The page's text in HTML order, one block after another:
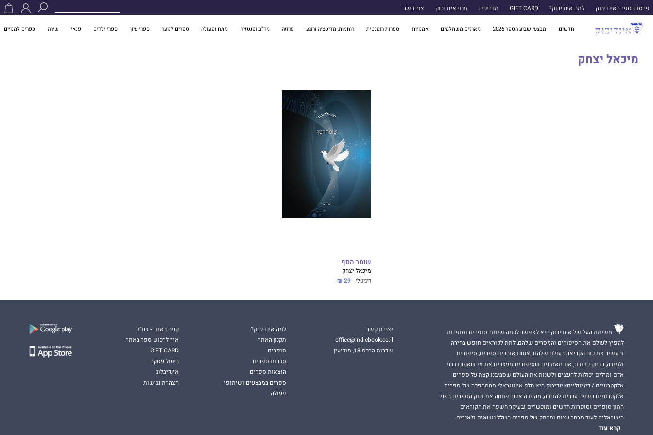
פרסום ספר באינדיבוק למה אינדיבוק? GIFT CARD מדריכים מנוי אינדיבוק צור קשר
חדשים מבצעי שבוע הספר 2026 מארזים משתלמים אמנויות ספרות רומנטית רוחניות, מדיטציה ורוגע פרוזה מד"ב ופנטזיה מתח ופעולה ספרים לנוער ספרי עיון ספרי ילדים פנאי שירה ספרים למנויים
מיכאל יצחק
שומר הסף
מיכאל יצחק
דיגיטלי 29 ₪
משימת העל של אינדיבוק היא לאפשר לכמה שיותר סופרים וסופרות
להפיץ לעולם את הסיפורים והמסרים שלהם, לתת לקוראים חופש בחירה
והעשיר את כוח הקריאה בעולם שלהם. אנחנו אוהבים ספרים, סיפורים
ולמידה, בדיוק כמוכם, אנו מאמינים שסיפורים מעצבים את מי שאנחנו כבני
אדם ומילים יכולות להעצים ולשנות את העולם שסביבנו.קצת על ספרים
אלקטרוניים / דיגיטלייםאינדיבוק היא חלק אינטגראלי מהמהפכה של ספרים
אלקטרוניים בשפה עברית להורדה, מהפכה אשר פתחה את שוק הספרים בפני
המון סופרים וסופרות חדשים ומוכשרים ובעיקר חשפה את הקוראים
הישראלים לעוד מבחר עצום ומרתק של ספרים בשלל נושאים וז'אנרים.
קרא עוד
יצירת קשר
office@indiebook.co.il
שדרות הרכס 13, מודיעין
למה אינדיבוק?
תקנון האתר
סופרים
סדרות ספרים
הוצאות ספרים
ספרים במבצעים ושיתופי
פעולה
קניה באתר - שו"ת
איך לרכוש ספר באתר
GIFT CARD
ביטול עסקה
אינדיבלוג
הצהרת נגישות